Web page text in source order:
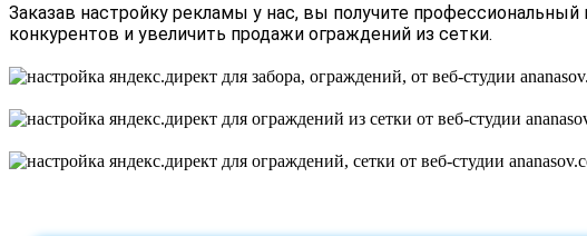
Заказав настройку рекламы у нас, вы получите
конкурентов и увеличить продажи ограждений из сетки.